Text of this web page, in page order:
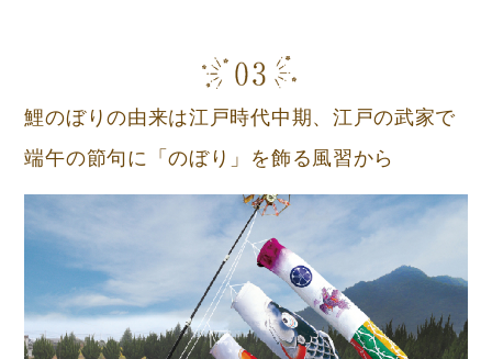
鯉のぼりの由来は江戸時代中期、江戸の武家で
端午の節句に「のぼり」を飾る風習から